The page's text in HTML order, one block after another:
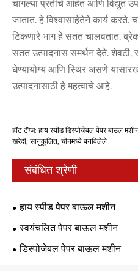
चांगल्या प्रतीचे आहेत आणि विद्युत
जातात. हे विश्वासार्हतेने कार्य करते.
टिकणारे भाग हे सतत चालवतात,
सतत उत्पादनास समर्थन देते. शेवटी,
घेण्यायोग्य आणि स्थिर असणे
उत्पादनासाठी हे महत्वाचे आहे.
हॉट टॅग्ज: हाय स्पीड डिस्पोजेबल पेपर बाउल
खरेदी, सानुकूलित, चीनमध्ये बनविलेले
संबंधित श्रेणी
हाय स्पीड पेपर बाऊल मशीन
स्वयंचलित पेपर बाऊल मशीन
डिस्पोजेबल पेपर बाऊल मशीन